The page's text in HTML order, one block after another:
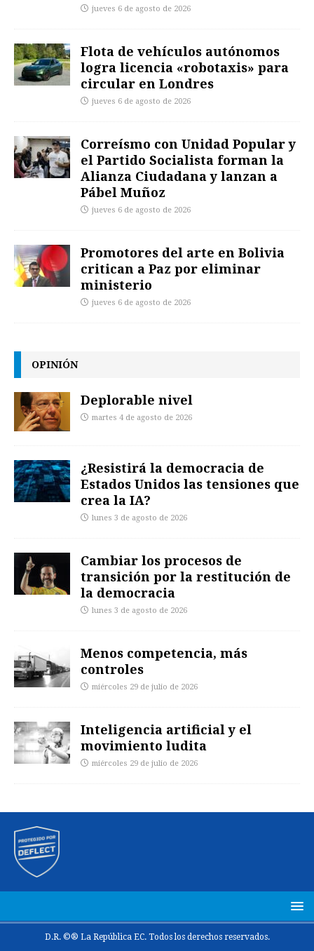
jueves 6 de agosto de 2026
Flota de vehículos autónomos
logra licencia «robotaxis» para
circular en Londres
jueves 6 de agosto de 2026
Correísmo con Unidad Popular y
el Partido Socialista forman la
Alianza Ciudadana y lanzan a
Pábel Muñoz
jueves 6 de agosto de 2026
Promotores del arte en Bolivia
critican a Paz por eliminar
ministerio
jueves 6 de agosto de 2026
OPINIÓN
Deplorable nivel
martes 4 de agosto de 2026
¿Resistirá la democracia de
Estados Unidos las tensiones que
crea la IA?
lunes 3 de agosto de 2026
Cambiar los procesos de
transición por la restitución de
la democracia
lunes 3 de agosto de 2026
Menos competencia, más
controles
miércoles 29 de julio de 2026
Inteligencia artificial y el
movimiento ludita
miércoles 29 de julio de 2026
D.R. ©® La República EC. Todos los derechos reservados.